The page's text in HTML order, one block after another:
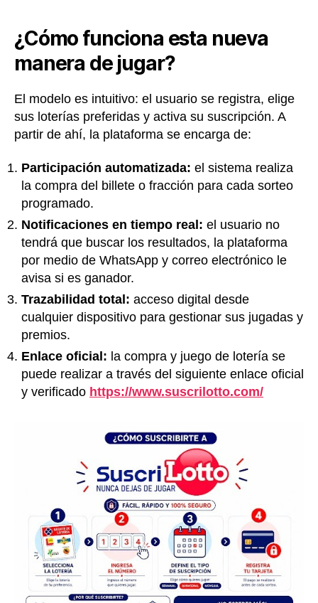
¿Cómo funciona esta nueva
manera de jugar?
El modelo es intuitivo: el usuario se registra, elige
sus loterías preferidas y activa su suscripción. A
partir de ahí, la plataforma se encarga de:
Participación automatizada: el sistema realiza
la compra del billete o fracción para cada sorteo
programado.
Notificaciones en tiempo real: el usuario no
tendrá que buscar los resultados, la plataforma
por medio de WhatsApp y correo electrónico le
avisa si es ganador.
Trazabilidad total: acceso digital desde
cualquier dispositivo para gestionar sus jugadas y
premios.
Enlace oficial: la compra y juego de lotería se
puede realizar a través del siguiente enlace oficial
y verificado https://www.suscrilotto.com/